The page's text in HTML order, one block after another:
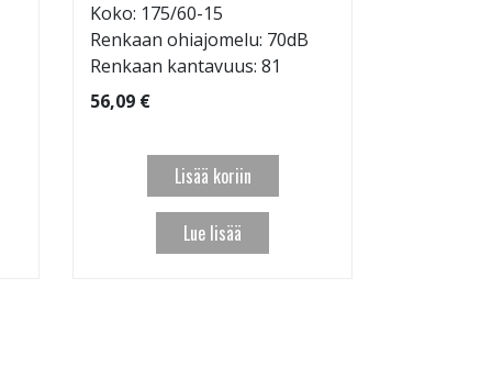
Koko: 175/60-15
Renkaan ohiajomelu: 70dB
Renkaan kantavuus: 81
56,09 €
Lisää koriin
Lue lisää